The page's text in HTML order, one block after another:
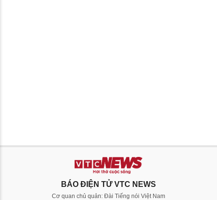
BÁO ĐIỆN TỬ VTC NEWS
Cơ quan chủ quản: Đài Tiếng nói Việt Nam